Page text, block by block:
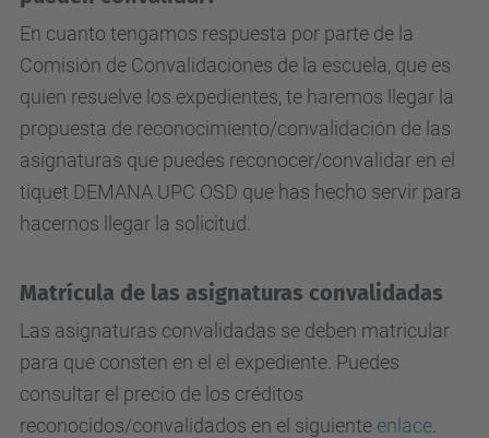
En cuanto tengamos respuesta por parte de la
Comisión de Convalidaciones de la escuela, que es
quien resuelve los expedientes, te haremos llegar la
propuesta de reconocimiento/convalidación de las
asignaturas que puedes reconocer/convalidar en el
tiquet DEMANA UPC OSD que has hecho servir para
hacernos llegar la solicitud.
Matrícula de las asignaturas convalidadas
Las asignaturas convalidadas se deben matricular
para que consten en el el expediente. Puedes
consultar el precio de los créditos
reconocidos/convalidados en el siguiente enlace